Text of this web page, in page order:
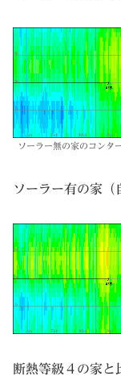
ソーラー無の家のコンタ
ソーラー有の家
断熱等級４の家と